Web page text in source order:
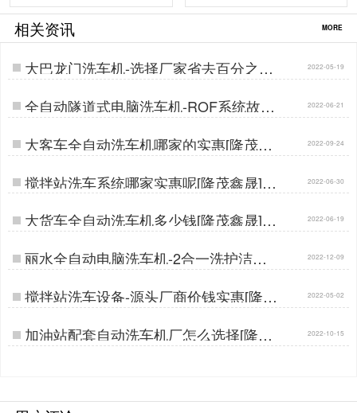
相关资讯 MORE
大巴龙门洗车机-选择厂家省去百分之三
十的差价[隆茂鑫晟]…
2022-05-19
全自动隧道式电脑洗车机-ROF系统故障
自检[隆茂鑫晟]…
2022-06-21
大客车全自动洗车机哪家的实惠[隆茂鑫
晟]…
2022-09-24
搅拌站洗车系统哪家实惠呢[隆茂鑫晟]… 2022-06-30
大货车全自动洗车机多少钱[隆茂鑫晟]… 2022-06-19
丽水全自动电脑洗车机-2合一洗护洁净
出行[隆茂鑫晟]…
2022-12-09
搅拌站洗车设备-源头厂商价钱实惠[隆茂
鑫晟]…
2022-05-02
加油站配套自动洗车机厂怎么选择[隆茂
鑫晟]…
2022-10-15